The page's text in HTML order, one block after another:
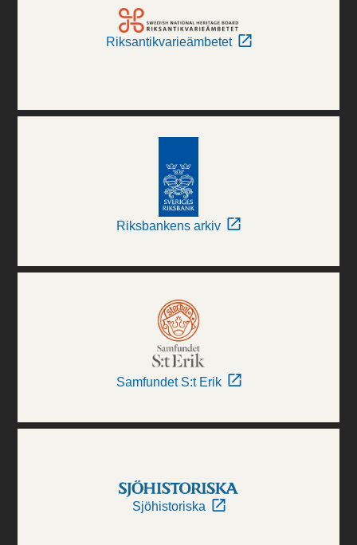
Riksantikvarieämbetet
Riksbankens arkiv
Samfundet S:t Erik
Sjöhistoriska